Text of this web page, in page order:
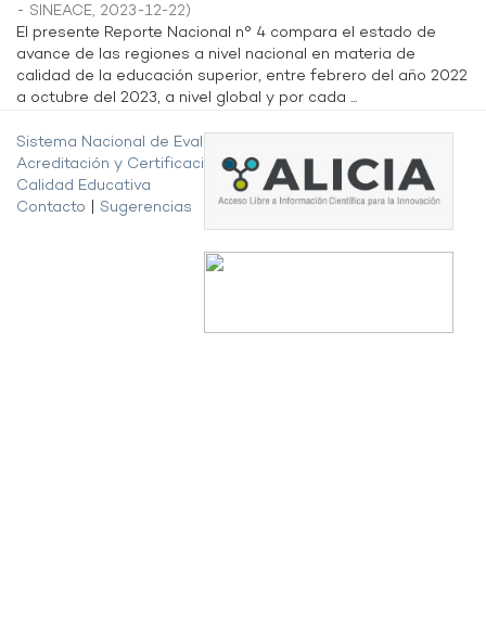
- SINEACE, 2023-12-22)
El presente Reporte Nacional n° 4 compara el estado de
avance de las regiones a nivel nacional en materia de
calidad de la educación superior, entre febrero del año 2022
a octubre del 2023, a nivel global y por cada ...
Sistema Nacional de Evaluación,
Acreditación y Certificación de la
Calidad Educativa
Contacto
Sugerencias